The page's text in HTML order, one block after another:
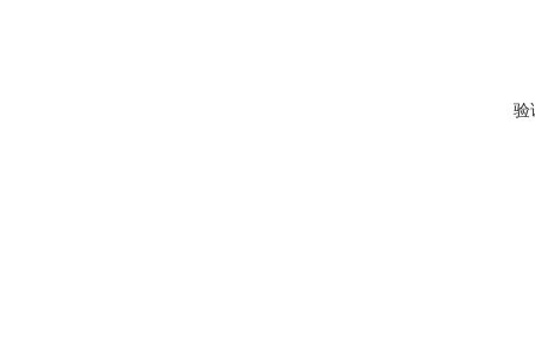
验